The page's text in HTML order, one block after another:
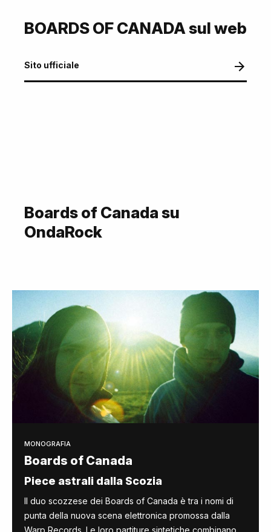
BOARDS OF CANADA sul web
Sito ufficiale
Boards of Canada su
OndaRock
MONOGRAFIA
Boards of Canada
Piece astrali dalla Scozia
Il duo scozzese dei Boards of Canada è tra i nomi di
punta della nuova scena elettronica promossa dalla
Warp Records. Le loro partiture sintetiche combinano